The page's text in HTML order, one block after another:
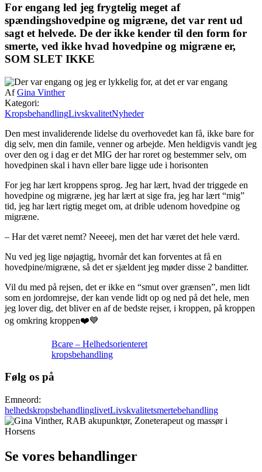
For engang led jeg frygtelig meget af
spændingshovedpine og migræne, det var rent ud
sagt et helvede. De der ikke kender til den form for
smerte, ved ikke hvad hovedpine og migræne er,
SOM SLET IKKE
AfGina Vinther
Kategori:
KropsbehandlingLivskvalitetNyheder
Den mest invaliderende lidelse du overhovedet kan få, ikke bare for
dig selv, men din famile, venner og arbejde. Men heldigvis vandt jeg
over den og i dag er det MIG der har roret og bestemmer selv, om
hovedpinen skal i havn eller bare ligge ude i horisonten
For jeg har lært kroppens sprog. Jeg har lært, hvad der triggede en
hovedpine og migræne, jeg har lært at sige fra, jeg har lært “mig”
tid, jeg har lært rigtig meget om, at drible udenom hovedpine og
migræne.
– Har det været nemt? Neeeej, men det har været det hele værd.
Nu ved jeg lige nøjagtig, hvornår det kan forventes at få en
hovedpine/migræne, så det er sjældent jeg møder disse 2 banditter.
Vil du med på rejsen, det er ikke en “smut over grænsen”, men lidt
som en jordomrejse, der kan vende lidt op og ned på det hele, men
jeg lover dig, det bliver en af de bedste rejser, i kroppen, på kroppen
og omkring kroppen❤️💙
Bcare – Helhedsorienteret
kropsbehandling
Følg os på
Emneord:
helhedskropsbehandlinglivetLivskvalitetsmertebehandling
Se vores behandlinger